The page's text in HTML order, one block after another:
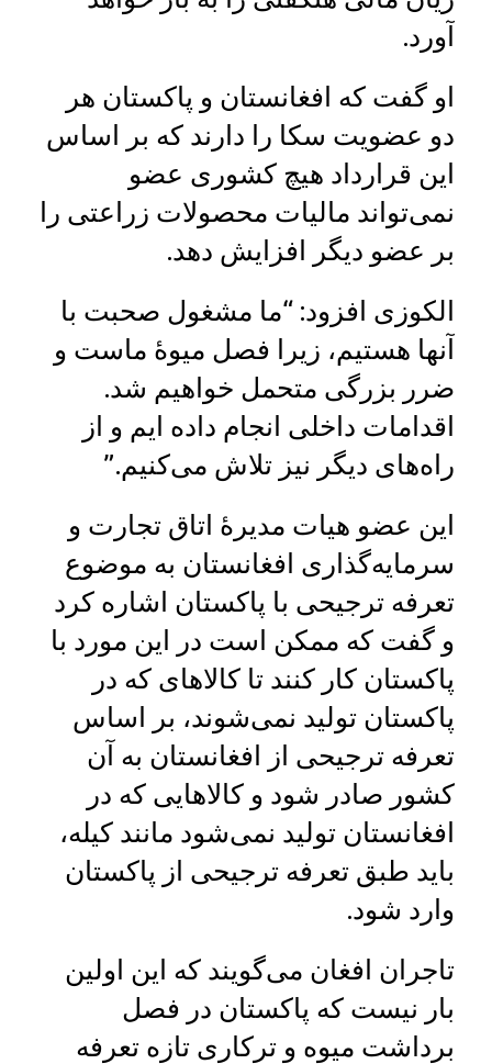
آورد.
او گفت که افغانستان و پاکستان هر
دو عضویت سکا را دارند که بر اساس
این قرارداد هیچ کشوری عضو
نمی‌تواند مالیات محصولات زراعتی را
بر عضو دیگر افزایش دهد.
الکوزی افزود: “ما مشغول صحبت با
آنها هستیم، زیرا فصل میوۀ ماست و
ضرر بزرگی متحمل خواهیم شد.
اقدامات داخلی انجام داده ایم و از
راه‌های دیگر نیز تلاش می‌کنیم.”
این عضو هیات مدیرۀ اتاق تجارت و
سرمایه‌گذاری افغانستان به موضوع
تعرفه ترجیحی با پاکستان اشاره کرد
و گفت که ممکن است در این مورد با
پاکستان کار کنند تا کالاهای که در
پاکستان تولید نمی‌شوند، بر اساس
تعرفه ترجیحی از افغانستان به آن
کشور صادر شود و کالاهایی که در
افغانستان تولید نمی‌شود مانند کیله،
باید طبق تعرفه ترجیحی از پاکستان
وارد شود.
تاجران افغان می‌گویند که این اولین
بار نیست که پاکستان در فصل
برداشت میوه و ترکاری تازه تعرفه